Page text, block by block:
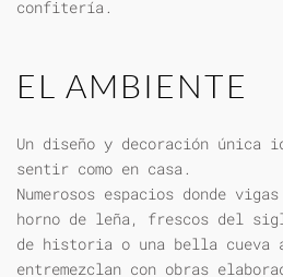
confitería.
EL AMBIENTE
Un diseño y decoración única
sentir como en casa.
Numerosos espacios donde
horno de leña, frescos del
de historia o una bella cueva
entremezclan con obras